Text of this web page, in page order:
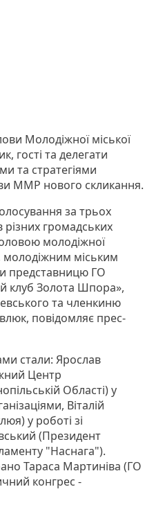
Молодіжної міської
гості та делегати
та стратегіями
ММР нового скликання.
за трьох
різних громадських
молодіжної
молодіжним міським
представницю ГО
клуб Золота Шпора»,
та членкиню
повідомляє прес-
стали: Ярослав
Центр
Області) у
Віталій
у роботі зі
(Президент
"Наснага").
Тараса Мартиніва (ГО
конгрес -